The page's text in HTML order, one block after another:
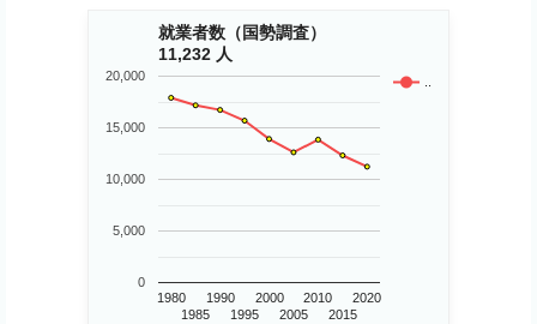
就業者数（国勢調査）
11,232 人
..
1980
1985
1990
1995
2000
2005
2010
2015
2020
0
5,000
10,000
15,000
20,000